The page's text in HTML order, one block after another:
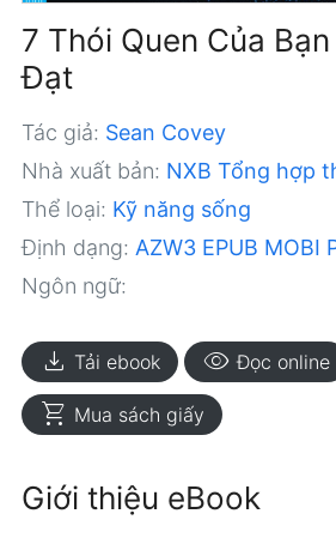
7 Thói Quen Của
Đạt
Tác giả: Sean Covey
Nhà xuất bản: NXB Tổng hợp
Thể loại: Kỹ năng sống
Định dạng: AZW3 EPUB MOBI
Ngôn ngữ:
download Tải ebook visibility Đọc online
shopping_cart Mua sách giấy
Giới thiệu eBook